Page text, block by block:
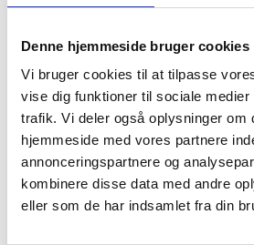
Denne hjemmeside bruger cookies
Vi bruger cookies til at tilpasse
vise dig funktioner til sociale
trafik. Vi deler også oplysninger om
hjemmeside med vores partnere
annonceringspartnere og
kombinere disse data med andre
eller som de har indsamlet fra din
adresse
Kontorlejemålet er møbleret.
World Trade Center Ballerup
er placeret i et af Danmarks
med optimal infrastruktur, gode
hurtig adgang til både by og